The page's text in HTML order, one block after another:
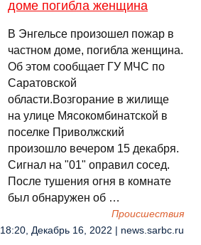
доме погибла женщина
В Энгельсе произошел пожар в
частном доме, погибла женщина.
Об этом сообщает ГУ МЧС по
Саратовской
области.Возгорание в жилище
на улице Мясокомбинатской в
поселке Приволжский
произошло вечером 15 декабря.
Сигнал на "01" оправил сосед.
После тушения огня в комнате
был обнаружен об …
Происшествия
18:20, Декабрь 16, 2022 | news.sarbc.ru